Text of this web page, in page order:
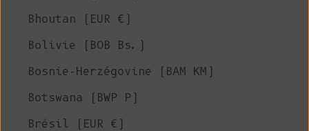
Bhoutan (EUR €)
Bolivie (BOB Bs.)
Bosnie-Herzégovine (BAM КМ)
Botswana (BWP P)
Brésil (EUR €)